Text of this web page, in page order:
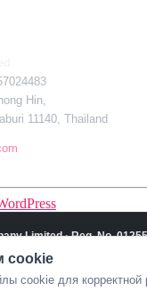
Hin,
11140, Thailand
Limited · Reg. No.
Hin, Bang Yai District,
Thailand
cookie
cookie для корректной